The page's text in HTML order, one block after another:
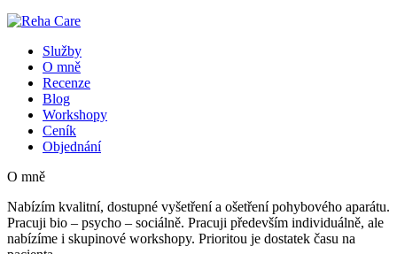
Služby
O mně
Recenze
Blog
Workshopy
Ceník
Objednání
O mně
Nabízím kvalitní, dostupné vyšetření a ošetření pohybového aparátu.
Pracuji bio – psycho – sociálně. Pracuji především individuálně, ale
nabízíme i skupinové workshopy. Prioritou je dostatek času na